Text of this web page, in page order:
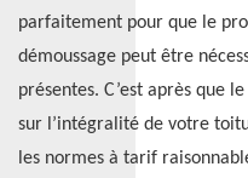
parfaitement pour que le
démoussage peut être
présentes. C’est après que
sur l’intégralité de votre
les normes à tarif